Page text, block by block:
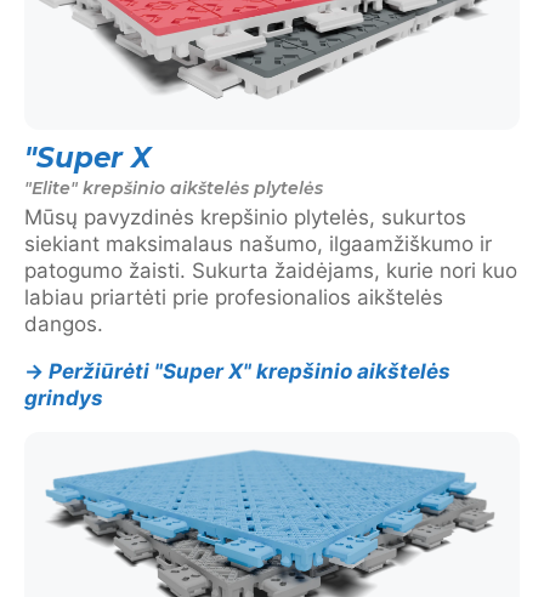
"Super X
"Elite" krepšinio aikštelės plytelės
Mūsų pavyzdinės krepšinio plytelės, sukurtos
siekiant maksimalaus našumo, ilgaamžiškumo ir
patogumo žaisti. Sukurta žaidėjams, kurie nori kuo
labiau priartėti prie profesionalios aikštelės
dangos.
→ Peržiūrėti "Super X" krepšinio aikštelės
grindys